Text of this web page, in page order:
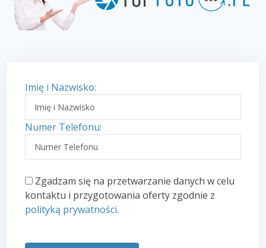
Imię i Nazwisko:
Numer Telefonu:
Zgadzam się na przetwarzanie danych w celu
kontaktu i przygotowania oferty zgodnie z
polityką prywatności.